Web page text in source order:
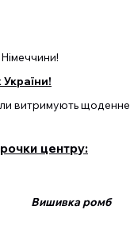
витримують щоденне
центру:
ромб